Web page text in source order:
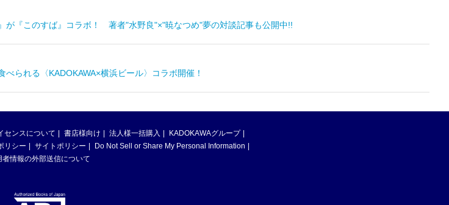
『このすば』コラボ！ 著者"水野良"×"暁なつめ"夢の対談記事も公開中!!
られる〈KADOKAWA×横浜ビール〉コラボ開催！
センスについて 書店様向け 法人様一括購入
KADOKAWAグループ
リシー サイトポリシー
Do Not Sell or Share My Personal Information
者情報の外部送信について